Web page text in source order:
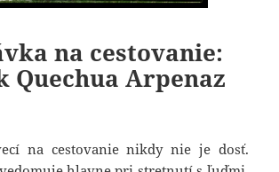
na cestovanie:
Quechua Arpenaz
na cestovanie nikdy nie je dosť.